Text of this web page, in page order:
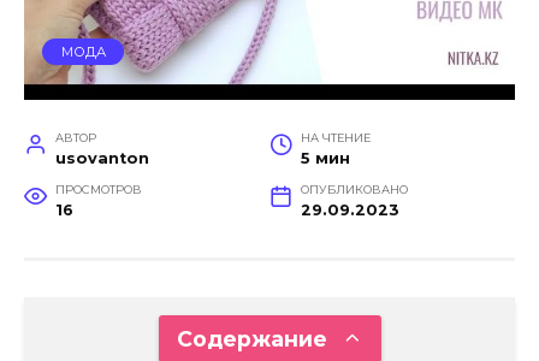
МОДА
АВТОР
usovanton
НА ЧТЕНИЕ
5 мин
ПРОСМОТРОВ
16
ОПУБЛИКОВАНО
29.09.2023
Содержание